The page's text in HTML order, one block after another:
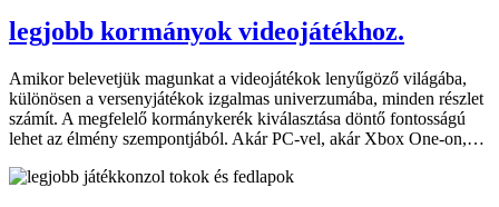
legjobb kormányok videojátékhoz.
Amikor belevetjük magunkat a videojátékok lenyűgöző világába,
különösen a versenyjátékok izgalmas univerzumába, minden részlet
számít. A megfelelő kormánykerék kiválasztása döntő fontosságú
lehet az élmény szempontjából. Akár PC-vel, akár Xbox One-on,…